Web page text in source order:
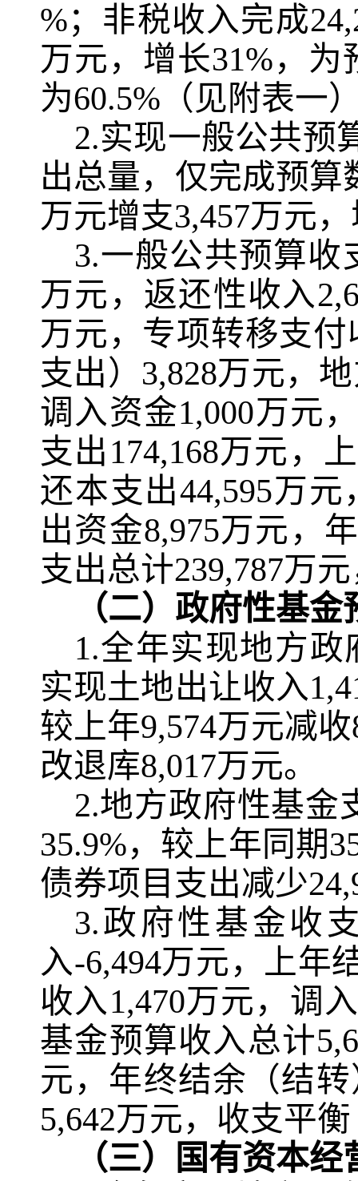
%；非税收入完成
万元，增长31%，为
为60.5% （见附表一
2.实现一般公共预
出总量，仅完成预算
万元增支3,457万元
3.一般公共预算收
万元，返还性收入
万元，专项转移支付
支出） 3,828万元，
调入资金1,000万元
支出174,168万元，
还本支出44,595万元
出资金8,975万元，
支出总计239,787万
（二）政府性基
1.全年实现地方政
实现土地出让收入
较上年9,574万元减收
改退库8,017万元。
2.地方政府性基金
35.9%，较上年同期
债券项目支出减少
3.政府性基金收
入-6,494万元，上年
收入1,470万元，调
基金预算收入总计
元，年终结余（结
5,642万元，收支平
（三）国有资本